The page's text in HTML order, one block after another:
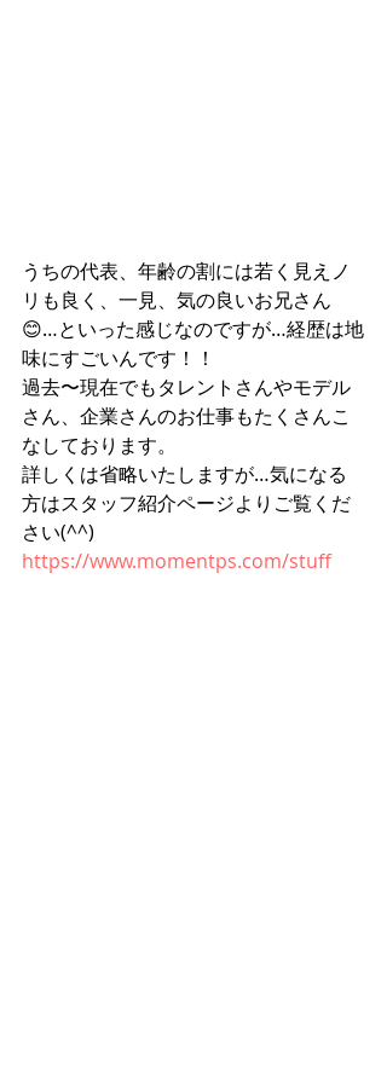
うちの代表、年齢の割には若く見えノ
リも良く、一見、気の良いお兄さん
😊…といった感じなのですが…経歴は地
味にすごいんです！！
過去〜現在でもタレントさんやモデル
さん、企業さんのお仕事もたくさんこ
なしております。
詳しくは省略いたしますが…気になる
方はスタッフ紹介ページよりご覧くだ
さい(^^)
https://www.momentps.com/stuff